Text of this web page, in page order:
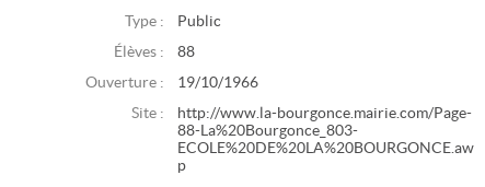
Type :
Public
Élèves :
88
Ouverture :
19/10/1966
Site :
http://www.la-bourgonce.mairie.com/Page-
88-La%20Bourgonce_803-
ECOLE%20DE%20LA%20BOURGONCE.aw
p